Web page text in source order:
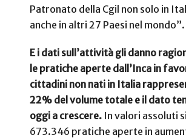
Patronato della Cgil non solo in
anche in altri 27 Paesi nel mondo”.
E i dati sull’attività gli danno
le pratiche aperte dall’Inca in
cittadini non nati in Italia
22% del volume totale e il dato
oggi a crescere. In valori assoluti
673.346 pratiche aperte in